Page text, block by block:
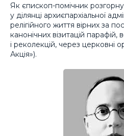
Як єпископ-помічник
у ділянці архиєпархіальної
релігійного життя вірних за
канонічних візитацій парафій,
і реколекцій, через церковні
Акція»).